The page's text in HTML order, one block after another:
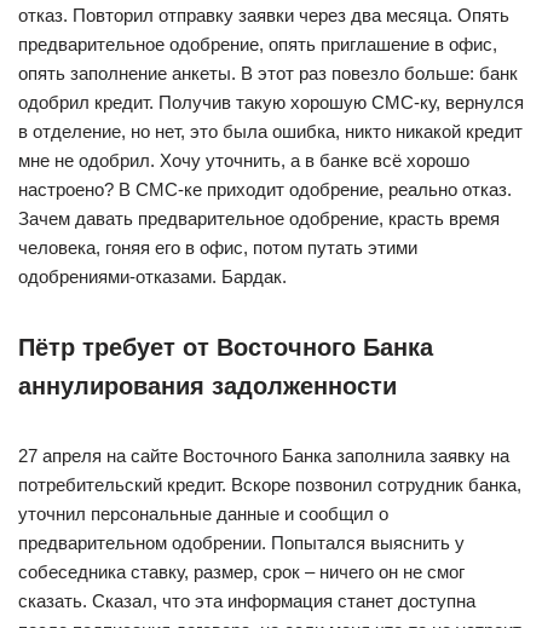
отказ. Повторил отправку заявки через два месяца. Опять
предварительное одобрение, опять приглашение в офис,
опять заполнение анкеты. В этот раз повезло больше: банк
одобрил кредит. Получив такую хорошую СМС-ку, вернулся
в отделение, но нет, это была ошибка, никто никакой кредит
мне не одобрил. Хочу уточнить, а в банке всё хорошо
настроено? В СМС-ке приходит одобрение, реально отказ.
Зачем давать предварительное одобрение, красть время
человека, гоняя его в офис, потом путать этими
одобрениями-отказами. Бардак.
Пётр требует от Восточного Банка
аннулирования задолженности
27 апреля на сайте Восточного Банка заполнила заявку на
потребительский кредит. Вскоре позвонил сотрудник банка,
уточнил персональные данные и сообщил о
предварительном одобрении. Попытался выяснить у
собеседника ставку, размер, срок – ничего он не смог
сказать. Сказал, что эта информация станет доступна